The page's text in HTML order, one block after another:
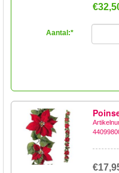
Aantal:*